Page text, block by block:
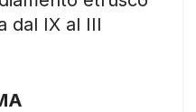
dal IX al III